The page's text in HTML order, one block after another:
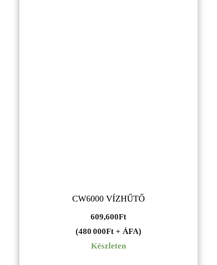
CW6000 VÍZHŰTŐ
609,600Ft
(480 000Ft + ÁFA)
Készleten